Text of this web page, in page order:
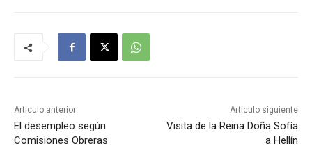
Artículo anterior
El desempleo según
Comisiones Obreras
Artículo siguiente
Visita de la Reina Doña Sofía
a Hellín